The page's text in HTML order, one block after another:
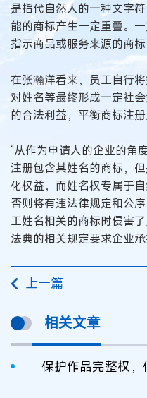
是指代自然人的一种文字
能的商标产生一定重叠。
指示商品或服务来源的商标
在张瀚洋看来，员工自行
对姓名等最终形成一定社
的合法利益，平衡商标注
“从作为申请人的企业的角
注册包含其姓名的商标，
化权益，而姓名权专属于
否则将有违法律规定和公
工姓名相关的商标时侵害
法典的相关规定要求企业
上一篇
相关文章
保护作品完整权，